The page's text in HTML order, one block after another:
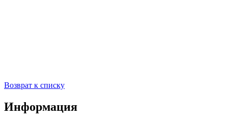
Возврат к списку
Информация